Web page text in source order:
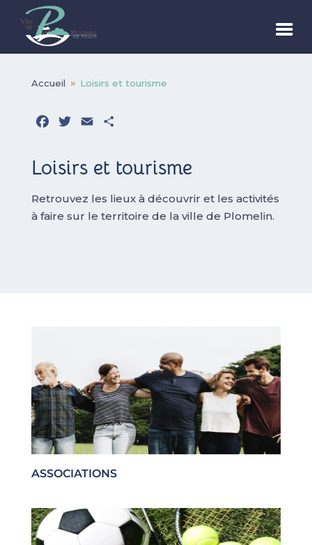
Accueil 9 Loisirs et tourisme
Facebook
Twitter
Email
Loisirs et tourisme
Retrouvez les lieux à découvrir et les activités
à faire sur le territoire de la ville de Plomelin.
ASSOCIATIONS